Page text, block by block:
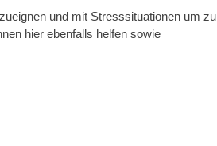
und mit Stresssituationen um zu
hier ebenfalls helfen sowie